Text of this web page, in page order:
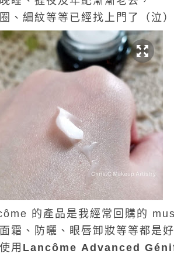
、細紋等等已經找上門了（泣）
的產品是我經常回購的
霜、防曬、眼唇卸妝等等都是好
用 Lancôme Advanced